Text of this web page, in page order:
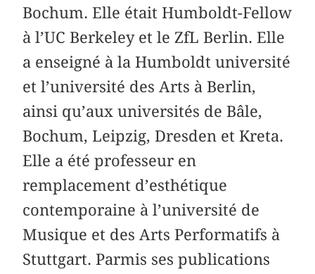
Bochum. Elle était Humboldt-Fellow
à l’UC Berkeley et le ZfL Berlin. Elle
a enseigné à la Humboldt université
et l’université des Arts à Berlin,
ainsi qu’aux universités de Bâle,
Bochum, Leipzig, Dresden et Kreta.
Elle a été professeur en
remplacement d’esthétique
contemporaine à l’université de
Musique et des Arts Performatifs à
Stuttgart. Parmis ses publications